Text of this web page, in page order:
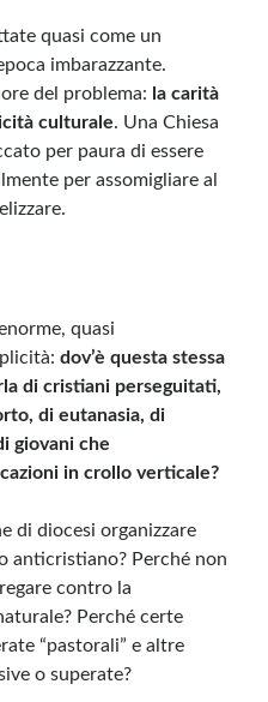
quasi come un
imbarazzante.
del problema: la carità
culturale. Una Chiesa
per paura di essere
per assomigliare al
quasi
dov’è questa stessa
di cristiani perseguitati,
di eutanasia, di
giovani che
in crollo verticale?
di diocesi organizzare
anticristiano? Perché non
contro la
Perché certe
“pastorali” e altre
o superate?